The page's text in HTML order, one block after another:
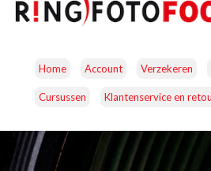
Home Account Verzekeren
Cursussen Klantenservice en
CAMERA’S OBJECTIEVEN